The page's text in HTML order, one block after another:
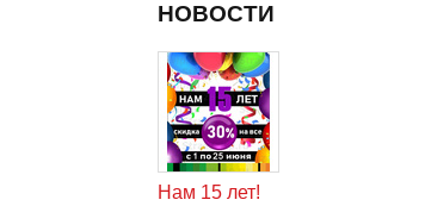
НОВОСТИ
Нам 15 лет!